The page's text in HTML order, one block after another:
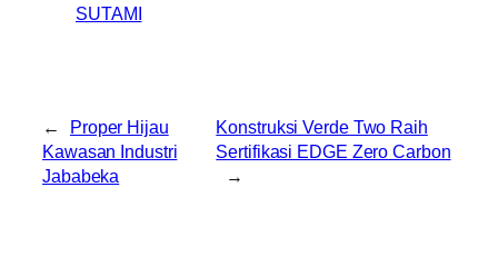
SUTAMI
←
Proper Hijau
Kawasan Industri
Jababeka
Konstruksi Verde Two Raih
Sertifikasi EDGE Zero Carbon
→